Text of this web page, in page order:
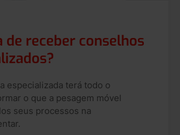
de receber conselhos
especializada terá todo o
o que a pesagem móvel
seus processos na